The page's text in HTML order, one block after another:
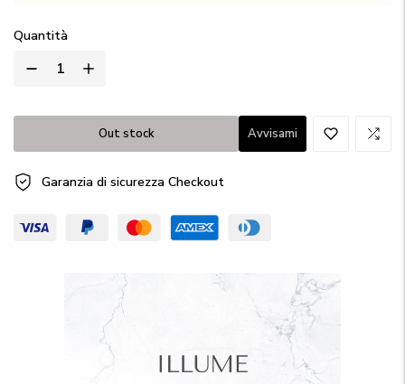
Quantità
Out stock Avvisami
Garanzia di sicurezza Checkout